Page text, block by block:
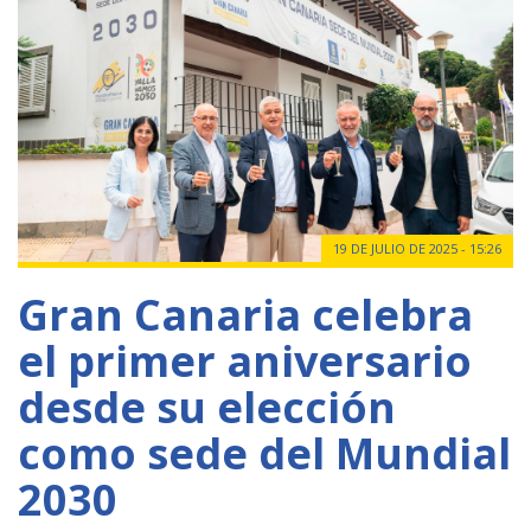
19 DE JULIO DE 2025 - 15:26
Gran Canaria celebra
el primer aniversario
desde su elección
como sede del Mundial
2030